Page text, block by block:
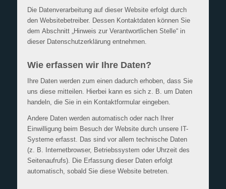
Die Datenverarbeitung auf dieser Website erfolgt durch
den Websitebetreiber. Dessen Kontaktdaten können Sie
dem Abschnitt „Hinweis zur Verantwortlichen Stelle“ in
dieser Datenschutzerklärung entnehmen.
Wie erfassen wir Ihre Daten?
Ihre Daten werden zum einen dadurch erhoben, dass Sie
uns diese mitteilen. Hierbei kann es sich z. B. um Daten
handeln, die Sie in ein Kontaktformular eingeben.
Andere Daten werden automatisch oder nach Ihrer
Einwilligung beim Besuch der Website durch unsere IT-
Systeme erfasst. Das sind vor allem technische Daten
(z. B. Internetbrowser, Betriebssystem oder Uhrzeit des
Seitenaufrufs). Die Erfassung dieser Daten erfolgt
automatisch, sobald Sie diese Website betreten.